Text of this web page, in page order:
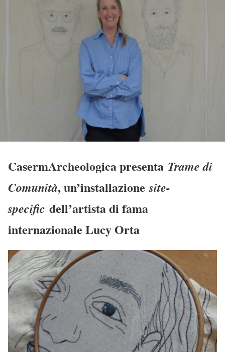
CasermArcheologica presenta Trame di
Comunità, un’installazione site-
specific dell’artista di fama
internazionale Lucy Orta